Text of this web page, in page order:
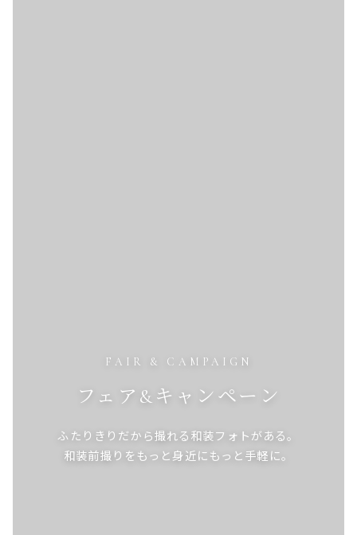
FAIR & CAMPAIGN
フェア&キャンペーン
ふたりきりだから撮れる和装フォトがある。
和装前撮りをもっと身近にもっと手軽に。